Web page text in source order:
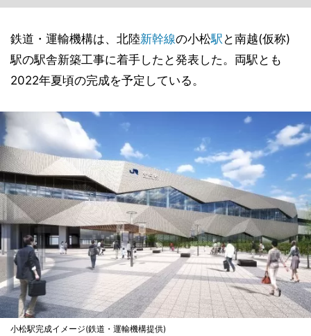
鉄道・運輸機構は、北陸新幹線の小松駅 と南越(仮称)
駅の駅舎新築工事に着手したと発表した。両駅とも
2022年夏頃の完成を予定している。
小松駅完成イメージ(鉄道・運輸機構提供)